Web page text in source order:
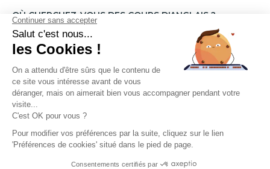
OÙ CHERCHEZ-VOUS DES COURS D'ANGLAIS ?
ParisMarseilleLille Grenoble
Angers
NarbonneRouenAix-en-Provence Montpellier
Lyon
ToulouseNiceRennesNantesBrignais
Brest
Règlement Mentions légales CGU / CGV
Transparence Témoignages